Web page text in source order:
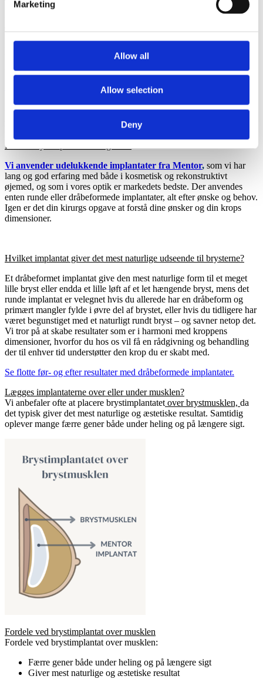
Marketing
Allow all
Allow selection
Deny
Brystforstørrelse med implantater: før og efter – Se
Se flere før & efter billeder
ofte stillede spørgsmål om brystoperation med
Hvilke brystimplantater bruger vi?
Vi anvender udelukkende implantater fra Mentor, som vi har
lang og god erfaring med både i kosmetisk og rekonstruktivt
øjemed, og som i vores optik er markedets bedste. Der anvendes
enten runde eller dråbeformede implantater, alt efter ønske og behov.
Igen er det din kirurgs opgave at forstå dine ønsker og din krops
dimensioner.
Hvilket implantat giver det mest naturlige udseende til brysterne?
Et dråbeformet implantat give den mest naturlige form til et meget
lille bryst eller endda et lille løft af et let hængende bryst, mens det
runde implantat er velegnet hvis du allerede har en dråbeform og
primært mangler fylde i øvre del af brystet, eller hvis du tidligere har
været begunstiget med et naturligt rundt bryst – og savner netop det.
Vi tror på at skabe resultater som er i harmoni med kroppens
dimensioner, hvorfor du hos os vil få en rådgivning og behandling
der til enhver tid understøtter den krop du er skabt med.
Se flotte før- og efter resultater med dråbeformede implantater.
Lægges implantaterne over eller under musklen?
Vi anbefaler ofte at placere brystimplantatet over brystmusklen, da
det typisk giver det mest naturlige og æstetiske resultat. Samtidig
oplever mange færre gener både under heling og på længere sigt.
Fordele ved brystimplantat over musklen
Fordele ved brystimplantat over musklen:
Færre gener både under heling og på længere sigt
Giver mest naturlige og æstetiske resultat